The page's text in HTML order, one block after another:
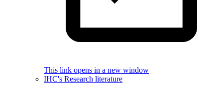
This link opens in a new window
IHC's Research literature